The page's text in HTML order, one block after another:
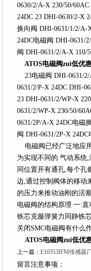
0630/2/A-X 230/50/
24DC 23 DHI-0630/2-X
换向阀 DHI-0631/1/2/A-
24DC电磁阀 DHI-0631/
阀 DHI-0631/2/A-X 110/
ATOS电磁阀zui低优
23电磁阀 DHI-0631/2/
0631/2/P-X 24DC DHI-
23 DHI-0631/2/WP-X
0631/2/WP-X 230/50/
0631/2P/A-X 24DC电磁
阀 DHI-0631/2P-X
电磁阀已经广泛地应
为实现不同的 气动系统
同位置开有通孔,每个
边,通过控制阀体的移动
的压力来推动油刚的活
电磁阀的结构原理 一:
铁芯克服弹簧力同静铁
关闭SMC电磁阀有什么
ATOS电磁阀zui低优
上一篇： E10353IFM传感器
留言注意事项：